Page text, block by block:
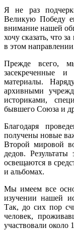
Я не раз
Великую Победу
внимание нашей
хочу сказать, что
в этом
Прежде всего,
засекреченные
материалы.
архивными
историками,
бывшего Союза и
Благодаря
получены новые
Второй мировой
дедов.
освещаются в
и альбомах.
Мы имеем все
изучении нашей
Так, до сих пор
человек,
участвовали около